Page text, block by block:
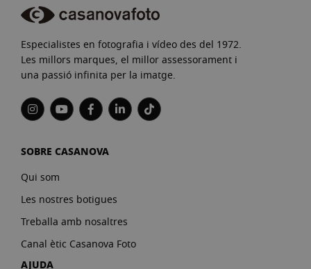
Especialistes en fotografia i vídeo des del 1972.
Les millors marques, el millor assessorament i
una passió infinita per la imatge.
SOBRE CASANOVA
Qui som
Les nostres botigues
Treballa amb nosaltres
Canal ètic Casanova Foto
AJUDA